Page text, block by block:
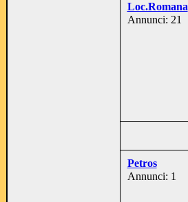
Loc.Romana
Annunci: 21
Petros
Annunci: 1